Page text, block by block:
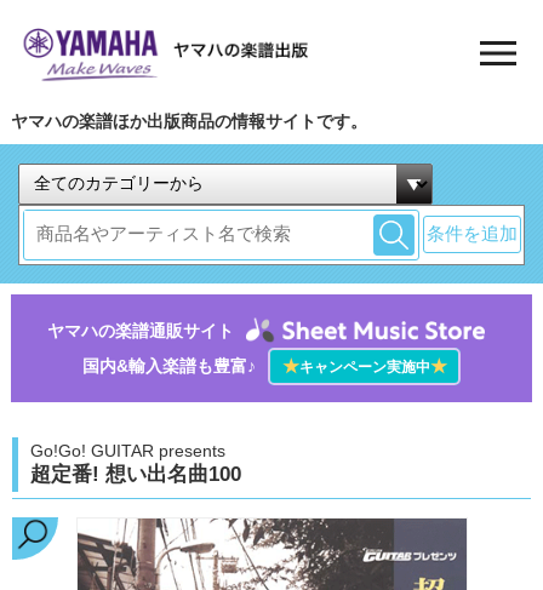
ヤマハの楽譜ほか出版商品の情報サイトです。
条件を追加
ヤマハの楽譜通販サイト
国内&輸入楽譜も豊富♪
★キャンペーン実施中★
Go!Go! GUITAR presents
超定番! 想い出名曲100